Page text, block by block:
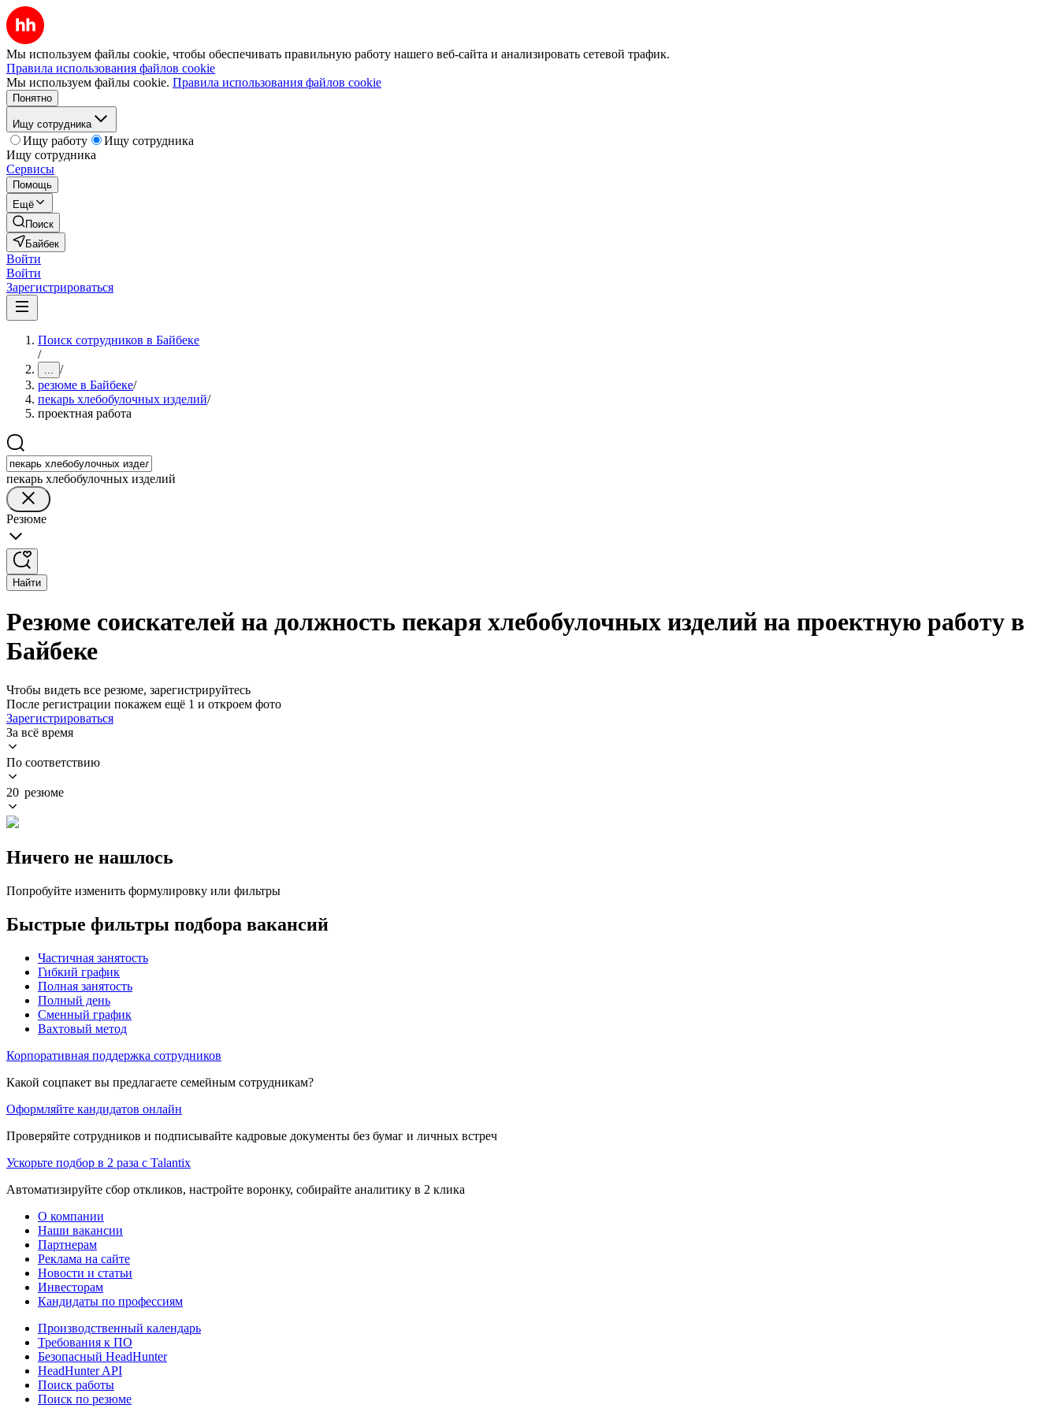
Мы используем файлы cookie, чтобы обеспечивать правильную работу нашего веб-сайта и анализировать сетевой трафик.
Правила использования файлов cookie
Мы используем файлы cookie. Правила использования файлов cookie
Понятно
Ищу сотрудника
Ищу работу
Ищу сотрудника
Ищу сотрудника
Сервисы
Помощь
Ещё
Поиск
Байбек
Войти
Войти
Зарегистрироваться
Поиск сотрудников в Байбеке
/
... /
резюме в Байбеке/
пекарь хлебобулочных изделий/
проектная работа
пекарь хлебобулочных изделий
Резюме
Найти
Резюме соискателей на должность пекаря хлебобулочных изделий на проектную работу в
Байбеке
Чтобы видеть все резюме, зарегистрируйтесь
После регистрации покажем ещё 1 и откроем фото
Зарегистрироваться
За всё время
По соответствию
20 резюме
Ничего не нашлось
Попробуйте изменить формулировку или фильтры
Быстрые фильтры подбора вакансий
Частичная занятость
Гибкий график
Полная занятость
Полный день
Сменный график
Вахтовый метод
Корпоративная поддержка сотрудников
Какой соцпакет вы предлагаете семейным сотрудникам?
Оформляйте кандидатов онлайн
Проверяйте сотрудников и подписывайте кадровые документы без бумаг и личных встреч
Ускорьте подбор в 2 раза с Talantix
Автоматизируйте сбор откликов, настройте воронку, собирайте аналитику в 2 клика
О компании
Наши вакансии
Партнерам
Реклама на сайте
Новости и статьи
Инвесторам
Кандидаты по профессиям
Производственный календарь
Требования к ПО
Безопасный HeadHunter
HeadHunter API
Поиск работы
Поиск по резюме